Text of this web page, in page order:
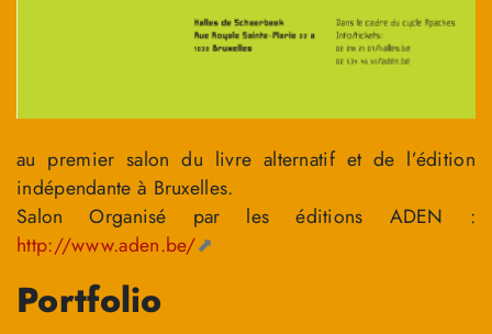
au premier salon du livre alternatif et de l’édition
indépendante à Bruxelles.
Salon Organisé par les éditions ADEN :
http://www.aden.be/
Portfolio